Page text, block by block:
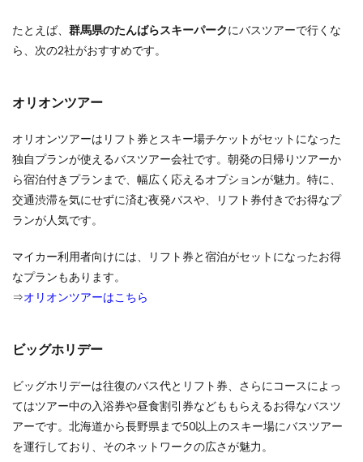
6
関東
郊の
スキ
ー場
を県
別に
ご紹
介
新潟
県の
すめ
6.1.1
キー場
――
滑
走！
たとえば、 群馬県のたんばらスキーパークにバスツアーで行くな
ら、次の2社がおすすめです。
オリオンツアー
オリオンツアーはリフト券とスキー場チケットがセットになった
独自プランが使えるバスツアー会社です。朝発の日帰りツアーか
ら宿泊付きプランまで、幅広く応えるオプションが魅力。特に、
交通渋滞を気にせずに済む夜発バスや、リフト券付きでお得なプ
ランが人気です。
マイカー利用者向けには、リフト券と宿泊がセットになったお得
なプランもあります。
⇒オリオンツアーはこちら
ビッグホリデー
ビッグホリデーは往復のバス代とリフト券、さらにコースによっ
てはツアー中の入浴券や昼食割引券などももらえるお得なバスツ
アーです。北海道から長野県まで50以上のスキー場にバスツアー
を運行しており、そのネットワークの広さが魅力。